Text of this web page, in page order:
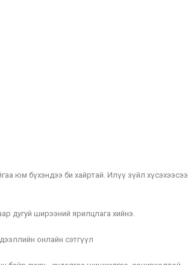
юм бүхэндээ би хайртай. Илүү зүйл хүсэхээсээ
дугуй ширээний ярилцлага хийнэ.
онлайн сэтгүүл